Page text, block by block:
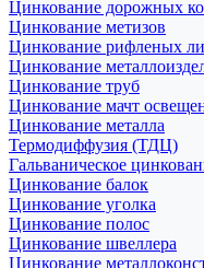
Цинкование дорожных
Цинкование метизов
Цинкование рифленых
Цинкование
Цинкование труб
Цинкование мачт
Цинкование металла
Термодиффузия (ТДЦ)
Гальваническое
Цинкование балок
Цинкование уголка
Цинкование полос
Цинкование швеллера
Цинкование